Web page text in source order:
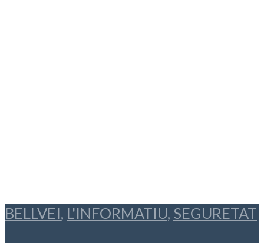
BELLVEI, L'INFORMATIU, SEGURETAT